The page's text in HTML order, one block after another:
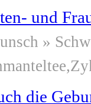
und
»
die